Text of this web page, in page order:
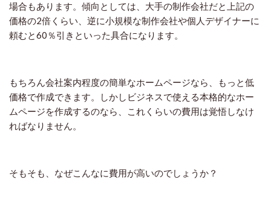
場合もあります。傾向としては、大手の制作会社だと上記の
価格の2倍くらい、逆に小規模な制作会社や個人デザイナーに
頼むと60％引きといった具合になります。
もちろん会社案内程度の簡単なホームページなら、もっと低
価格で作成できます。しかしビジネスで使える本格的なホー
ムページを作成するのなら、これくらいの費用は覚悟しなけ
ればなりません。
そもそも、なぜこんなに費用が高いのでしょうか？